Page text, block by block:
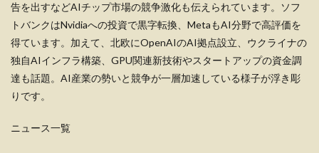
告を出すなどAIチップ市場の競争激化も伝えられています。ソフ
トバンクはNvidiaへの投資で黒字転換、MetaもAI分野で高評価を
得ています。加えて、北欧にOpenAIのAI拠点設立、ウクライナの
独自AIインフラ構築、GPU関連新技術やスタートアップの資金調
達も話題。AI産業の勢いと競争が一層加速している様子が浮き彫
りです。
ニュース一覧